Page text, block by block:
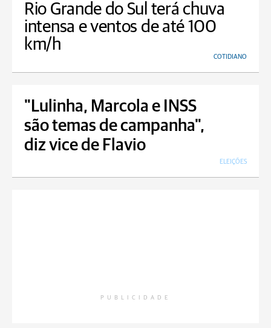
Rio Grande do Sul terá chuva
intensa e ventos de até 100
km/h
COTIDIANO
"Lulinha, Marcola e INSS
são temas de campanha",
diz vice de Flavio
ELEIÇÕES
PUBLICIDADE